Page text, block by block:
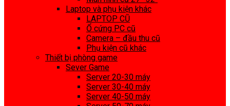
Laptop và phụ kiện khác
LAPTOP CŨ
Ổ cứng PC cũ
Camera – đầu thu cũ
Phụ kiện cũ khác
Thiết bị phòng game
Sever Game
Server 20-30 máy
Server 30-40 máy
Server 40-50 máy